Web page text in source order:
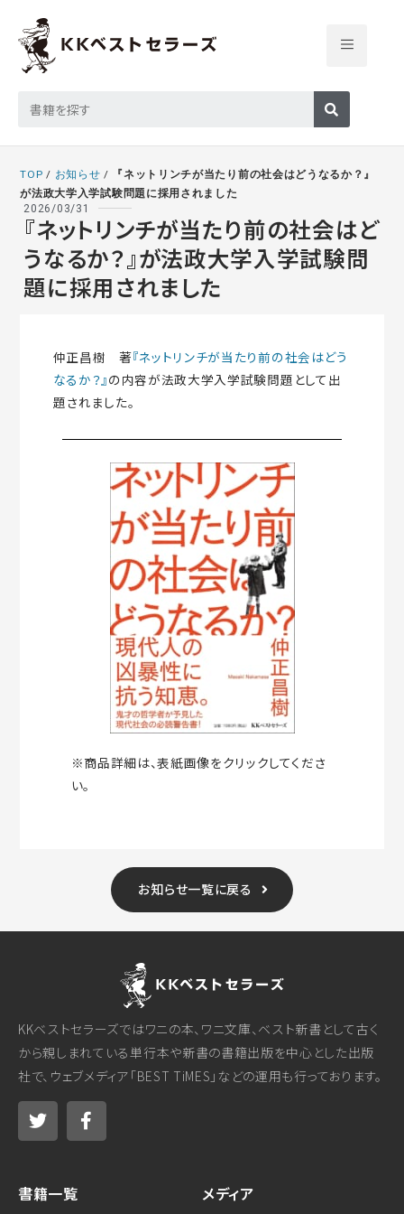
TOP / お知らせ /
『ネットリンチが当たり前の社会はどうなるか？』
が法政大学入学試験問題に採用されました
2026/03/31
『ネットリンチが当たり前の社会はど
うなるか？』が法政大学入学試験問
題に採用されました
仲正昌樹 著『ネットリンチが当たり前の社会はどう
なるか？』の内容が法政大学入学試験問題として出
題されました。
※商品詳細は、表紙画像をクリックしてくださ
い。
お知らせ一覧に戻る
KKベストセラーズではワニの本、ワニ文庫、ベスト新書として古く
から親しまれている単行本や新書の書籍出版を中心とした出版
社で、ウェブメディア「BEST TiMES」などの運用も行っております。
書籍一覧 メディア